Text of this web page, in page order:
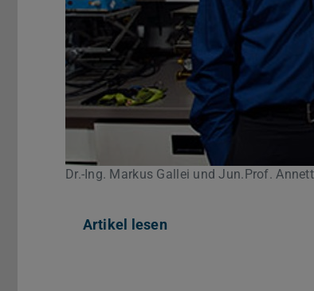
Dr.-Ing. Markus Gallei und Jun.Prof.
Artikel lesen